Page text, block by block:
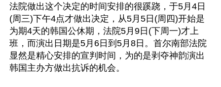
法院做出这个决定的时间安排的很蹊跷，于5月4日
(周三)下午4点才做出决定，从5月5日(周四)开始是
为期4天的韩国公休期，法院5月9日(下周一)才上
班，而演出日期是5月6日到5月8日。首尔南部法院
显然是精心安排的宣判时间，为的是剥夺神韵演出
韩国主办方做出抗诉的机会。